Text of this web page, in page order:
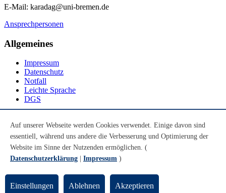
E-Mail: karadag@uni-bremen.de
Ansprechpersonen
Allgemeines
Impressum
Datenschutz
Notfall
Leichte Sprache
DGS
Youtube
Instagram
LinkedIn
© Universität Bremen 2026
Auf unserer Webseite werden Cookies verwendet. Einige davon sind
essentiell, während uns andere die Verbesserung und Optimierung der
Website im Sinne der Nutzenden ermöglichen. (
Datenschutzerklärung
Impressum )
Einstellungen Ablehnen Akzeptieren